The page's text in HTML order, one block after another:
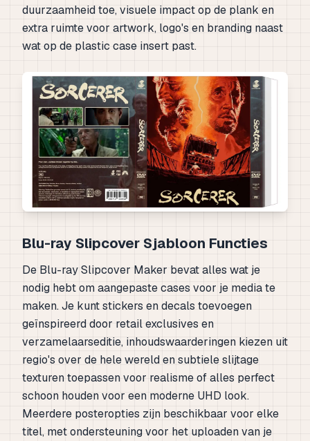
duurzaamheid toe, visuele impact op de plank en
extra ruimte voor artwork, logo's en branding naast
wat op de plastic case insert past.
Blu-ray Slipcover Sjabloon Functies
De Blu-ray Slipcover Maker bevat alles wat je
nodig hebt om aangepaste cases voor je media te
maken. Je kunt stickers en decals toevoegen
geïnspireerd door retail exclusives en
verzamelaarseditie, inhoudswaarderingen kiezen uit
regio's over de hele wereld en subtiele slijtage
texturen toepassen voor realisme of alles perfect
schoon houden voor een moderne UHD look.
Meerdere posteropties zijn beschikbaar voor elke
titel, met ondersteuning voor het uploaden van je